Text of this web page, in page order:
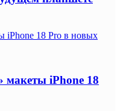
iPhone 18 Pro в новых
макеты iPhone 18